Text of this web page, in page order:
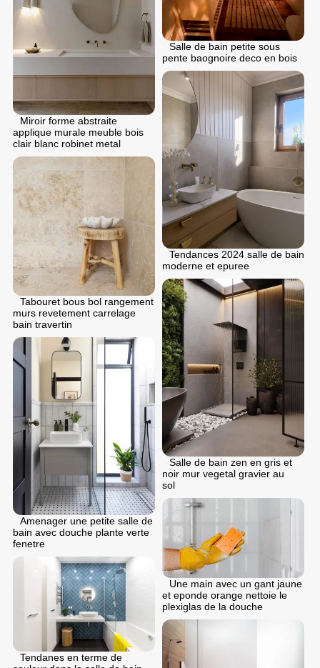
Salle de bain petite sous
pente baognoire deco en bois
Miroir forme abstraite
applique murale meuble bois
clair blanc robinet metal
Tendances 2024 salle de bain
moderne et epuree
Tabouret bous bol rangement
murs revetement carrelage
bain travertin
Salle de bain zen en gris et
noir mur vegetal gravier au
sol
Amenager une petite salle de
bain avec douche plante verte
fenetre
Une main avec un gant jaune
et eponde orange nettoie le
plexiglas de la douche
Tendanes en terme de